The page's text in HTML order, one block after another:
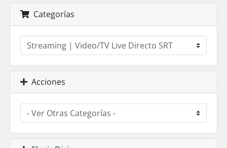
Categorías
Acciones